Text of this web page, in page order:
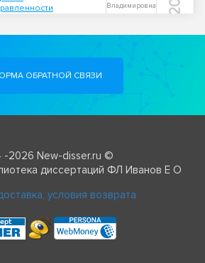
Владимировна
ОБРАТНОЙ СВЯЗИ
-2026 New-disser.ru ©
диссертаций ФЛ Иванов Е О
условия возврата